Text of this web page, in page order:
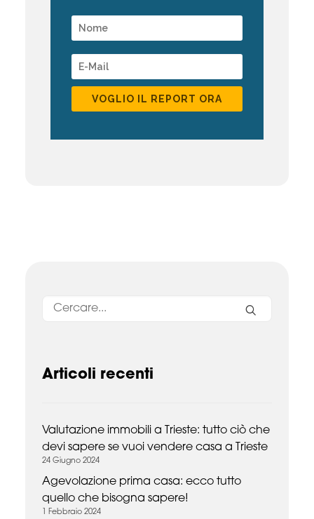
VOGLIO IL REPORT ORA
Articoli recenti
Valutazione immobili a Trieste: tutto ciò che
devi sapere se vuoi vendere casa a Trieste
24 Giugno 2024
Agevolazione prima casa: ecco tutto
quello che bisogna sapere!
1 Febbraio 2024